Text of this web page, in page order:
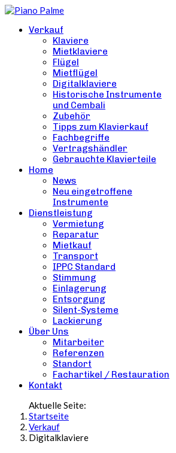
Verkauf
Klaviere
Mietklaviere
Flügel
Mietflügel
Digitalklaviere
Historische Instrumente
und Cembali
Zubehör
Tipps zum Klavierkauf
Fachbegriffe
Vertragshändler
Gebrauchte Klavierteile
Home
News
Neu eingetroffene
Instrumente
Dienstleistung
Vermietung
Reparatur
Mietkauf
Transport
IPPC Standard
Stimmung
Einlagerung
Entsorgung
Silent-Systeme
Lackierung
Über Uns
Mitarbeiter
Referenzen
Standort
Fachartikel / Restauration
Kontakt
Aktuelle Seite:
Startseite
Verkauf
Digitalklaviere